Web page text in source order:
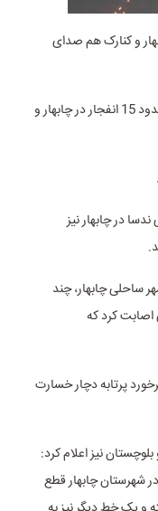
و کنارک هم صدای
براساس گزارش های مردمی تاکنون صدای حدود 15 انفجار در چابهار و
در چابهار نیز
ساحلی چابهار، چند
اصابت کرد که
پرتابه دچار خسارت
نیز اعلام کرد:
شهرستان چابهار قطع